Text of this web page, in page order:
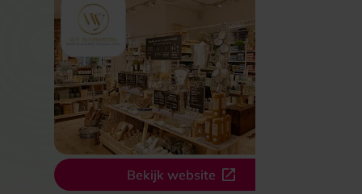
Bekijk website